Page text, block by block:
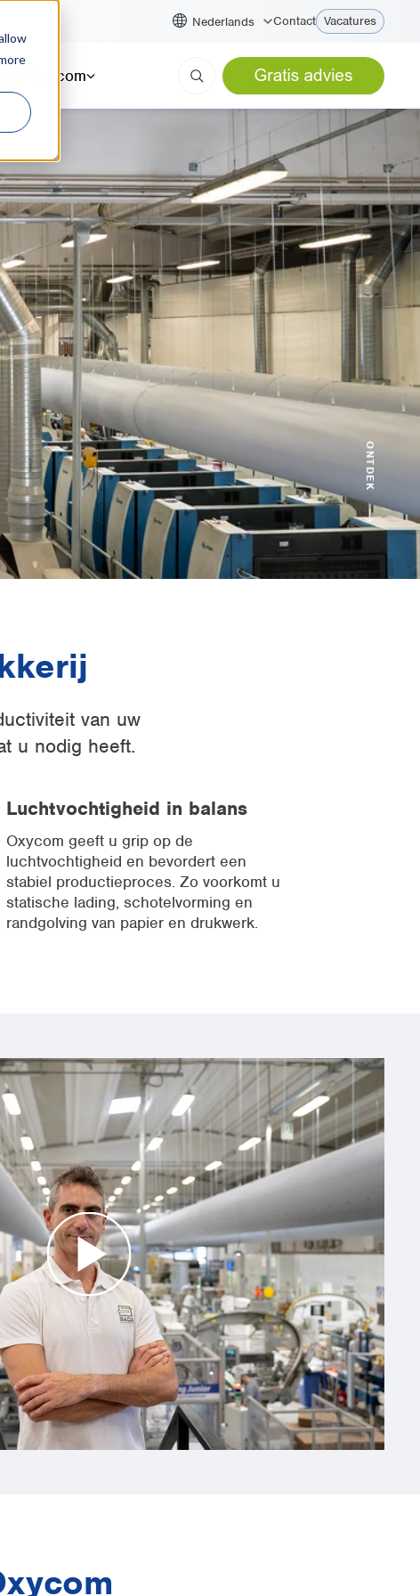
Nederlands Contact Vacatures
Oxycom
ONTDEK
van uw
u nodig heeft.
Luchtvochtigheid in balans
Oxycom geeft u grip op de
luchtvochtigheid en bevordert een
stabiel productieproces. Zo voorkomt u
statische lading, schotelvorming en
randgolving van papier en drukwerk.